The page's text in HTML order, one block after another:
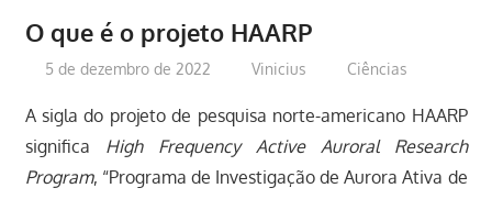
O que é o projeto HAARP
5 de dezembro de 2022 Vinicius Ciências
A sigla do projeto de pesquisa norte-americano HAARP
significa High Frequency Active Auroral Research
Program, “Programa de Investigação de Aurora Ativa de